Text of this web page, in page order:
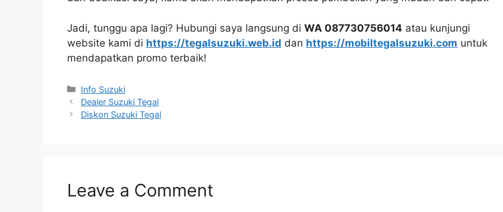
Jadi, tunggu apa lagi? Hubungi saya langsung di WA 087730756014 atau kunjungi
website kami di https://tegalsuzuki.web.id dan https://mobiltegalsuzuki.com untuk
mendapatkan promo terbaik!
Info Suzuki
Dealer Suzuki Tegal
Diskon Suzuki Tegal
Leave a Comment